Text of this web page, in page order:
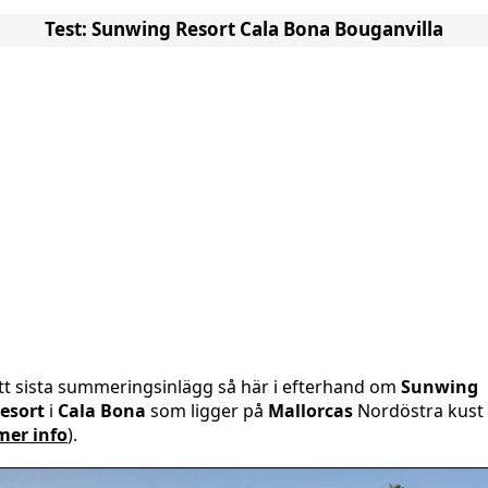
Test: Sunwing Resort Cala Bona Bouganvilla
sista summeringsinlägg så här i efterhand om Sunwing
i Cala Bona som ligger på Mallorcas Nordöstra kust
info).